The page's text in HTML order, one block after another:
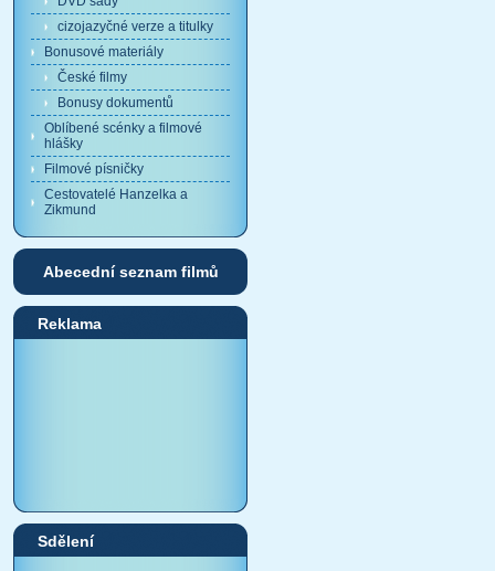
cizojazyčné verze a titulky
Bonusové materiály
České filmy
Bonusy dokumentů
Oblíbené scénky a filmové
hlášky
Filmové písničky
Cestovatelé Hanzelka a
Zikmund
Abecední seznam filmů
Reklama
Sdělení